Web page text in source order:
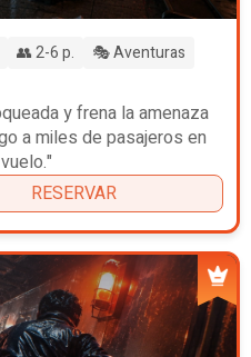
👥 2-6 p.
🎭 Aventuras
y frena la amenaza
a miles de pasajeros en
RESERVAR